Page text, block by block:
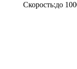
Скорость:до